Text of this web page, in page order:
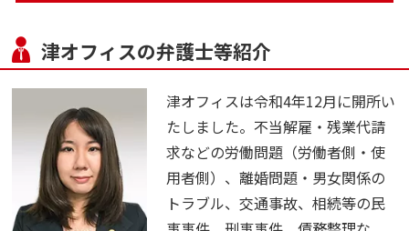
津オフィスの弁護士等紹介
津オフィスは令和4年12月に開所い
たしました。不当解雇・残業代請
求などの労働問題（労働者側・使
用者側）、離婚問題・男女関係の
トラブル、交通事故、相続等の民